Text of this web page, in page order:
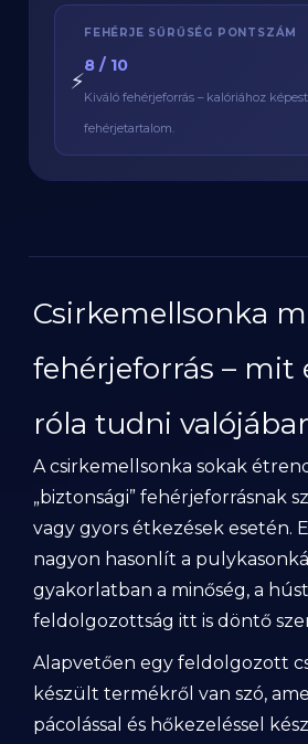
⚡
FEHÉRJE SŰRŰSÉG PONTSZÁM
8 / 10
Kiváló fehérjeforrás – kalóriához
fehérjetartalom.
Csirkemellsonka
fehérjeforrás – mit
róla tudni
A csirkemellsonka sokak
„biztonsági” fehérjeforrásnak
vagy gyors étkezések esetén.
nagyon hasonlít a
gyakorlatban a minőség, a
feldolgozottság itt is döntő
Alapvetően egy feldolgozott
készült termékről van szó,
pácolással és hőkezeléssel